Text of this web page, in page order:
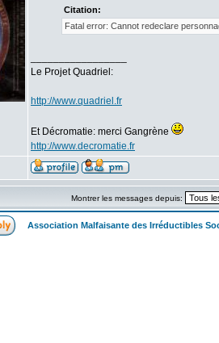
Citation:
Fatal error: Cannot redeclare
Le Projet Quadriel:
http://www.quadriel.fr
Et Décromatie: merci Gangrène
http://www.decromatie.fr
Montrer les messages depuis:
Association Malfaisante des Irréductibles